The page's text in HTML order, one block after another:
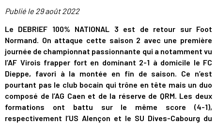
Publié le 29 août 2022
Le DEBRIEF 100% NATIONAL 3 est de retour sur Foot
Normand. On attaque cette saison 2 avec une première
journée de championnat passionnante qui a notamment vu
l’AF Virois frapper fort en dominant 2-1 à domicile le FC
Dieppe, favori à la montée en fin de saison. Ce n’est
pourtant pas le club bocain qui trône en tête mais un duo
composé de l’AG Caen et de la réserve de QRM. Les deux
formations ont battu sur le même score (4-1),
respectivement l’US Alençon et le SU Dives-Cabourg du